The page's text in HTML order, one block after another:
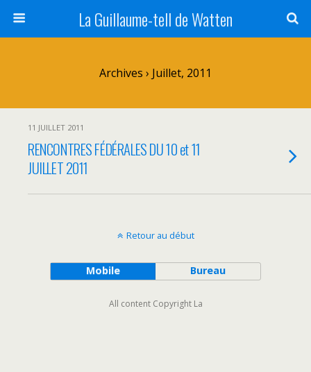
La Guillaume-tell de Watten
Archives › Juillet, 2011
11 JUILLET 2011
RENCONTRES FÉDÉRALES DU 10 et 11
JUILLET 2011
Retour au début
Mobile Bureau
All content Copyright La